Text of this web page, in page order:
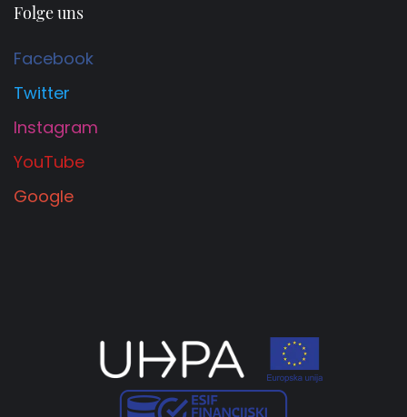
Folge uns
Facebook
Twitter
Instagram
YouTube
Google